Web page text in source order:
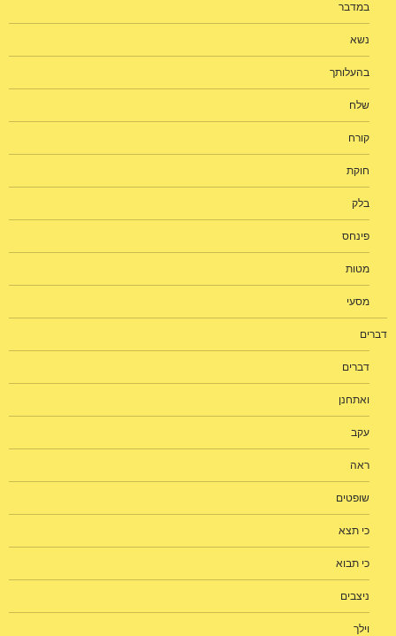
במדבר
נשא
בהעלותך
שלח
קורח
חוקת
בלק
פינחס
מטות
מסעי
דברים
דברים
ואתחנן
עקב
ראה
שופטים
כי תצא
כי תבוא
ניצבים
וילך